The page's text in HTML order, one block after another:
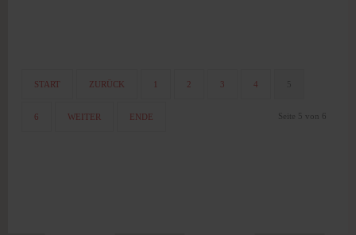
START ZURÜCK 1 2 3 4
6 WEITER ENDE Seite 5 von 6